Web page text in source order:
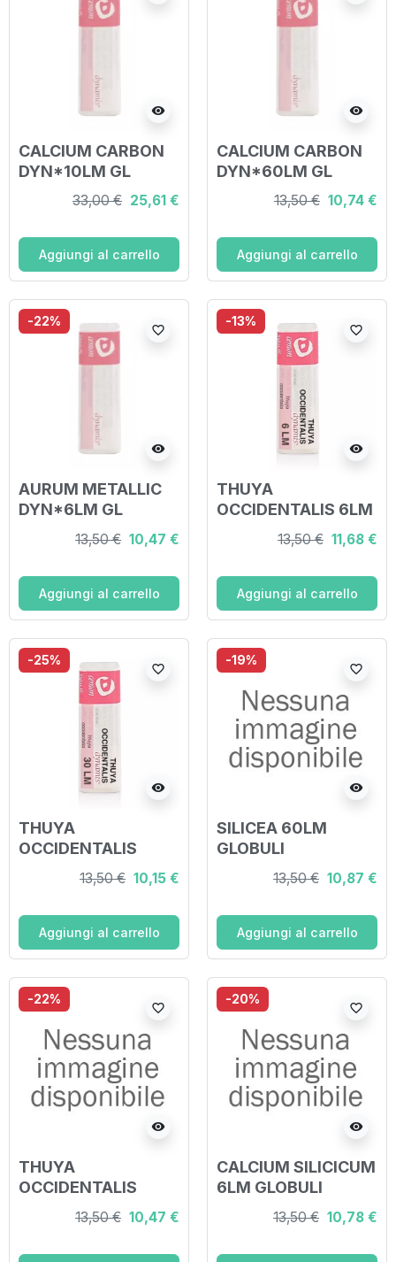
visibility
CALCIUM CARBON
DYN*10LM GL
33,00 € 25,61 €
Aggiungi al carrello
visibility
CALCIUM CARBON
DYN*60LM GL
13,50 € 10,74 €
Aggiungi al carrello
-22%
visibility
favorite_border
AURUM METALLIC
DYN*6LM GL
13,50 € 10,47 €
Aggiungi al carrello
-13%
visibility
favorite_border
THUYA
OCCIDENTALIS 6LM
GLOBULI
13,50 € 11,68 €
Aggiungi al carrello
-25%
visibility
favorite_border
THUYA
OCCIDENTALIS
30LM GLOBULI
13,50 € 10,15 €
Aggiungi al carrello
-19%
visibility
favorite_border
SILICEA 60LM
GLOBULI
13,50 € 10,87 €
Aggiungi al carrello
-22%
visibility
favorite_border
THUYA
OCCIDENTALIS
18LM GLOBULI
13,50 € 10,47 €
-20%
visibility
favorite_border
CALCIUM SILICICUM
6LM GLOBULI
13,50 € 10,78 €